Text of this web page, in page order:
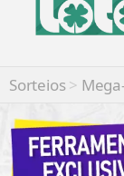
Sorteios>